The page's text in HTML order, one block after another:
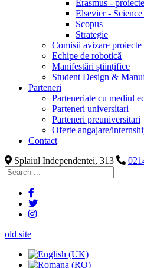
Erasmus - proiecte
Elsevier -
Scopus
Strategie
Comisii avizare proiecte
Echipe de robotică
Manifestări științifice
Student Design &
Parteneri
Parteneriate cu mediul
Parteneri universitari
Parteneri preuniversitari
Oferte angajare/
Contact
Splaiul Independentei, 313
old site